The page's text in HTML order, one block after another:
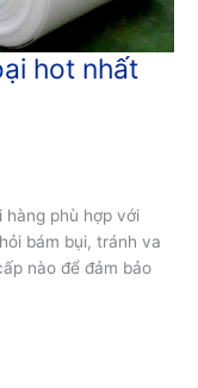
hot nhất
hàng phù hợp với
bám bụi, tránh va
nào để đảm bảo